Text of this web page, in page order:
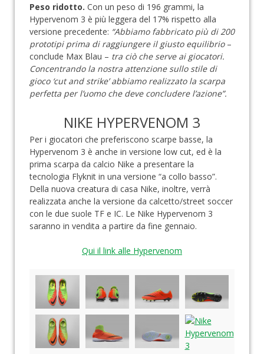
Peso ridotto. Con un peso di 196 grammi, la
Hypervenom 3 è più leggera del 17% rispetto alla
versione precedente: “Abbiamo fabbricato più di 200
prototipi prima di raggiungere il giusto equilibrio –
conclude Max Blau – tra ciò che serve ai giocatori.
Concentrando la nostra attenzione sullo stile di
gioco ‘cut and strike’ abbiamo realizzato la scarpa
perfetta per l’uomo che deve concludere l’azione”.
NIKE HYPERVENOM 3
Per i giocatori che preferiscono scarpe basse, la
Hypervenom 3 è anche in versione low cut, ed è la
prima scarpa da calcio Nike a presentare la
tecnologia Flyknit in una versione “a collo basso”.
Della nuova creatura di casa Nike, inoltre, verrà
realizzata anche la versione da calcetto/street soccer
con le due suole TF e IC. Le Nike Hypervenom 3
saranno in vendita a partire da fine gennaio.
Qui il link alle Hypervenom